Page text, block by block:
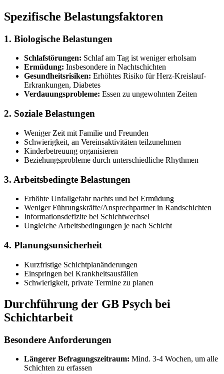
Spezifische Belastungsfaktoren
1. Biologische Belastungen
Schlafstörungen: Schlaf am Tag ist weniger erholsam
Ermüdung: Insbesondere in Nachtschichten
Gesundheitsrisiken: Erhöhtes Risiko für Herz-Kreislauf-
Erkrankungen, Diabetes
Verdauungsprobleme: Essen zu ungewohnten Zeiten
2. Soziale Belastungen
Weniger Zeit mit Familie und Freunden
Schwierigkeit, an Vereinsaktivitäten teilzunehmen
Kinderbetreuung organisieren
Beziehungsprobleme durch unterschiedliche Rhythmen
3. Arbeitsbedingte Belastungen
Erhöhte Unfallgefahr nachts und bei Ermüdung
Weniger Führungskräfte/Ansprechpartner in Randschichten
Informationsdefizite bei Schichtwechsel
Ungleiche Arbeitsbedingungen je nach Schicht
4. Planungsunsicherheit
Kurzfristige Schichtplanänderungen
Einspringen bei Krankheitsausfällen
Schwierigkeit, private Termine zu planen
Durchführung der GB Psych bei
Schichtarbeit
Besondere Anforderungen
Längerer Befragungszeitraum: Mind. 3-4 Wochen, um alle
Schichten zu erfassen